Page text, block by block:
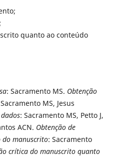
quanto ao conteúdo
: Sacramento MS. Obtenção
MS, Jesus
: Sacramento MS, Petto J,
ACN. Obtenção de
do manuscrito: Sacramento
crí­tica do manuscrito quanto